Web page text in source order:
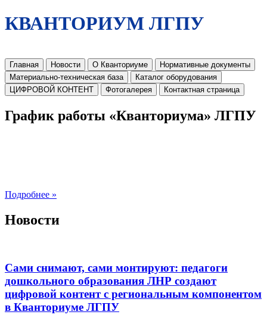
КВАНТОРИУМ ЛГПУ
Главная Новости О Кванториуме
Нормативные документы
Материально-техническая база
Каталог оборудования
ЦИФРОВОЙ КОНТЕНТ
Фотогалерея Контактная страница
График работы «Кванториума» ЛГПУ
Подробнее »
Новости
Сами снимают, сами монтируют: педагоги
дошкольного образования ЛНР создают
цифровой контент с региональным компонентом
в Кванториуме ЛГПУ​